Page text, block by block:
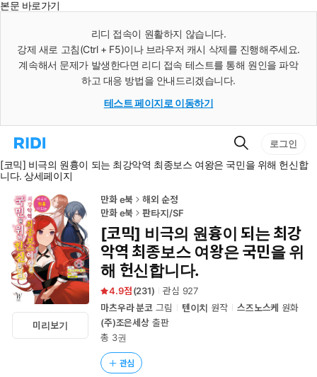
본문 바로가기
리디 접속이 원활하지 않습니다.
강제 새로 고침(Ctrl + F5)이나 브라우저 캐시 삭제를 진행해주세요.
계속해서 문제가 발생한다면 리디 접속 테스트를 통해 원인을 파악
하고 대응 방법을 안내드리겠습니다.
테스트 페이지로 이동하기
리
홈
으
이
동
검
색
로그인
[코믹] 비극의 원흉이 되는 최강악역 최종보스 여왕은 국민을 위해 헌신합
니다. 상세페이지
미리보기
만화 e북
해외 순정
만화 e북
판타지/SF
[코믹] 비극의 원흉이 되는 최강
악역 최종보스 여왕은 국민을 위
해 헌신합니다.
4.9 (231) 관심 927
마츠우라 분코 그림 텐이치 원작 스즈노스케 원화
(주)조은세상 출판
총 3권
관심